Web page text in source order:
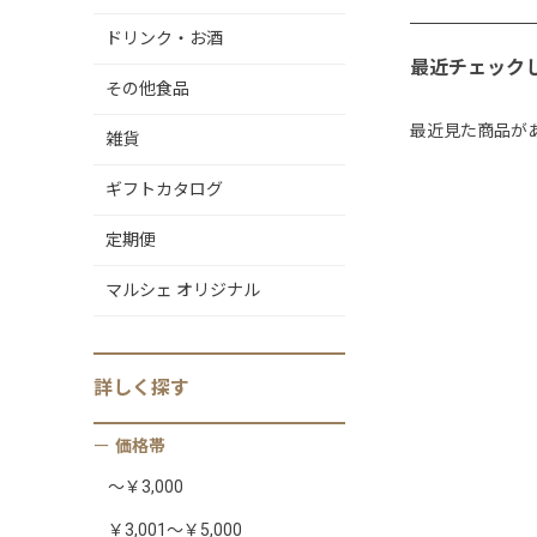
ドリンク・お酒
その他食品
雑貨
ギフトカタログ
定期便
マルシェ オリジナル
詳しく 探す
価格帯
～￥3,000
￥3,001～￥5,000
最近チェック
最近見た商品が